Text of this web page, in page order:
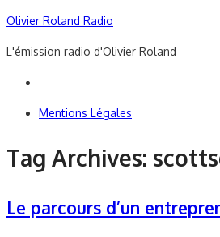
Skip
content
Olivier Roland Radio
L'émission radio d'Olivier Roland
Mentions Légales
Tag Archives:
Le parcours d’un